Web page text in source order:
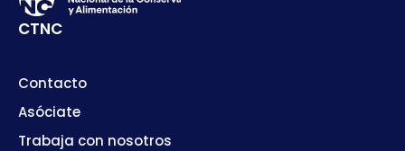
CTNC
Contacto
Asóciate
Trabaja con nosotros